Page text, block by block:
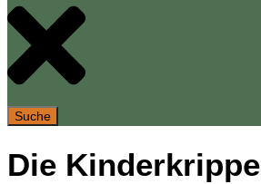
Suche
Die Kinderkrippe